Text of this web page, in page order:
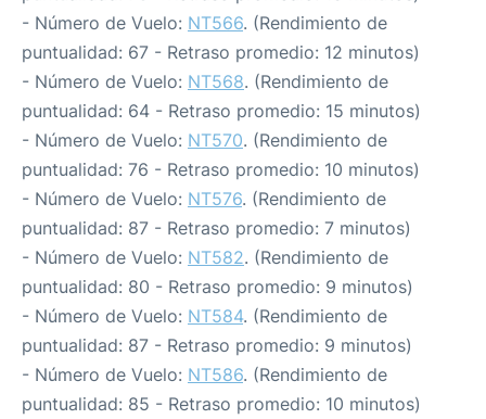
- Número de Vuelo: NT566. (Rendimiento de
puntualidad: 67 - Retraso promedio: 12 minutos)
- Número de Vuelo: NT568. (Rendimiento de
puntualidad: 64 - Retraso promedio: 15 minutos)
- Número de Vuelo: NT570. (Rendimiento de
puntualidad: 76 - Retraso promedio: 10 minutos)
- Número de Vuelo: NT576. (Rendimiento de
puntualidad: 87 - Retraso promedio: 7 minutos)
- Número de Vuelo: NT582. (Rendimiento de
puntualidad: 80 - Retraso promedio: 9 minutos)
- Número de Vuelo: NT584. (Rendimiento de
puntualidad: 87 - Retraso promedio: 9 minutos)
- Número de Vuelo: NT586. (Rendimiento de
puntualidad: 85 - Retraso promedio: 10 minutos)